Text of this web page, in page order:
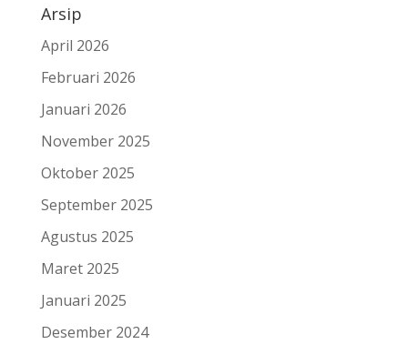
Arsip
April 2026
Februari 2026
Januari 2026
November 2025
Oktober 2025
September 2025
Agustus 2025
Maret 2025
Januari 2025
Desember 2024